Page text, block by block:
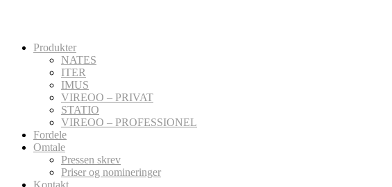
Produkter
NATES
ITER
IMUS
VIREOO – PRIVAT
STATIO
VIREOO – PROFESSIONEL
Fordele
Omtale
Pressen skrev
Priser og nomineringer
Kontakt